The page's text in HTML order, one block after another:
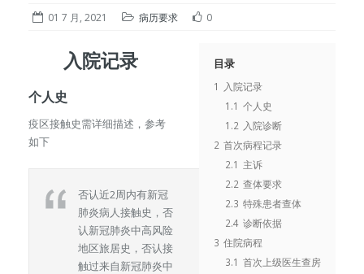
01 7 月, 2021 病历要求 0
目录
1
入院记录
1.1 个人史
1.2 入院诊断
2 首次病程记录
2.1 主诉
2.2 查体要求
2.3 特殊患者查体
2.4 诊断依据
3 住院病程
3.1 首次上级医生查房
入院记录
个人史
疫区接触史需详细描述，参考
如下
否认近2周内有新冠
肺炎病人接触史，否
认新冠肺炎中高风险
地区旅居史，否认接
触过来自新冠肺炎中